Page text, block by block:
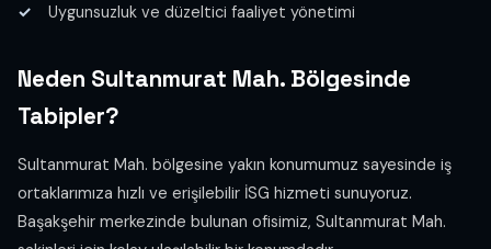
Uygunsuzluk ve düzeltici faaliyet yönetimi
Neden Sultanmurat Mah. Bölgesinde
Tabipler?
Sultanmurat Mah. bölgesine yakın konumumuz sayesinde iş
ortaklarımıza hızlı ve erişilebilir İSG hizmeti sunuyoruz.
Başakşehir merkezinde bulunan ofisimiz, Sultanmurat Mah.